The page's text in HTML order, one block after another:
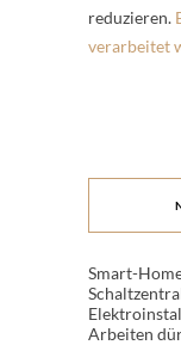
reduzieren.
verarbeitet
Smart-
Arbeiten